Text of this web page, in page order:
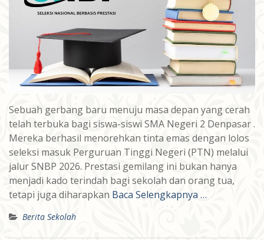
Sebuah gerbang baru menuju masa depan yang cerah
telah terbuka bagi siswa-siswi SMA Negeri 2 Denpasar .
Mereka berhasil menorehkan tinta emas dengan lolos
seleksi masuk Perguruan Tinggi Negeri (PTN) melalui
jalur SNBP 2026. Prestasi gemilang ini bukan hanya
menjadi kado terindah bagi sekolah dan orang tua,
tetapi juga diharapkan Baca Selengkapnya …
Berita Sekolah